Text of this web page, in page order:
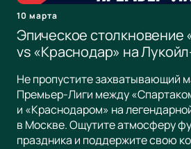
10 марта
Эпическое столкновение
vs «Краснодар» на
Не пропустите захватывающий
Премьер-Лиги между
и «Краснодаром» на
в Москве. Ощутите атмосферу
праздника и поддержите свою